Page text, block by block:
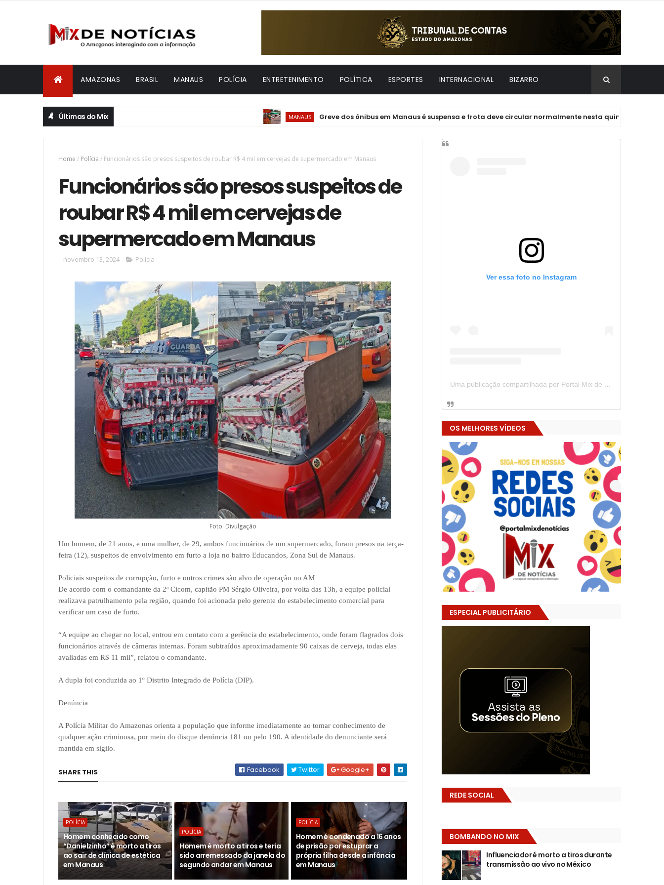
AMAZONAS BRASIL MANAUS POLÍCIA ENTRETENIMENTO POLÍTICA ESPORTES INTERNACIONAL BIZARRO
Últimas do Mix MANAUS Greve dos ônibus em Manaus é suspensa e frota deve circular normalmente nesta quinta (6)
Home / Polícia / Funcionários são presos suspeitos de roubar R$ 4 mil em cervejas de supermercado em Manaus
Funcionários são presos suspeitos de
roubar R$ 4 mil em cervejas de
supermercado em Manaus
novembro 13, 2024 Polícia
Foto: Divulgação
Um homem, de 21 anos, e uma mulher, de 29, ambos funcionários de um supermercado, foram presos na terça-
feira (12), suspeitos de envolvimento em furto a loja no bairro Educandos, Zona Sul de Manaus.
Policiais suspeitos de corrupção, furto e outros crimes são alvo de operação no AM
De acordo com o comandante da 2ª Cicom, capitão PM Sérgio Oliveira, por volta das 13h, a equipe policial
realizava patrulhamento pela região, quando foi acionada pelo gerente do estabelecimento comercial para
verificar um caso de furto.
“A equipe ao chegar no local, entrou em contato com a gerência do estabelecimento, onde foram flagrados dois
funcionários através de câmeras internas. Foram subtraídos aproximadamente 90 caixas de cerveja, todas elas
avaliadas em R$ 11 mil”, relatou o comandante.
A dupla foi conduzida ao 1º Distrito Integrado de Polícia (DIP).
Denúncia
A Polícia Militar do Amazonas orienta a população que informe imediatamente ao tomar conhecimento de
qualquer ação criminosa, por meio do disque denúncia 181 ou pelo 190. A identidade do denunciante será
mantida em sigilo.
SHARE THIS Facebook Twitter Google+
POLÍCIA
Homem conhecido como
“Danielzinho” é morto a tiros
ao sair de clínica de estética
em Manaus
POLÍCIA
Homem é morto a tiros e teria
sido arremessado da janela do
segundo andar em Manaus
POLÍCIA
Homem é condenado a 16 anos
de prisão por estuprar a
própria filha desde a infância
em Manaus
Ver essa foto no Instagram
Uma publicação compartilhada por Portal Mix de Notícias (@portalmixdenoticias)
OS MELHORES VÍDEOS
ESPECIAL PUBLICITÁRIO
REDE SOCIAL
BOMBANDO NO MIX
Influenciador é morto a tiros durante
transmissão ao vivo no México